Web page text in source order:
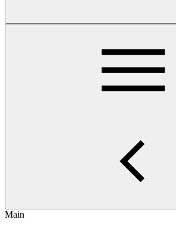
Main